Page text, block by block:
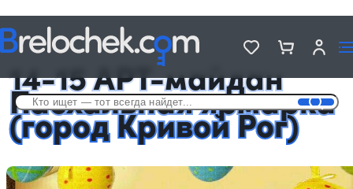
14-15 АРТ-майдан Пасхальная ярмарка (город Кривой Рог)
14-15 АРТ-майдан
Пасхальная ярмарка
(город Кривой Рог)